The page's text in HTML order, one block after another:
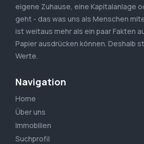
eigene Zuhause, eine Kapitalanlage
geht - das was uns als Menschen
ist weitaus mehr als ein paar Fakten
Papier ausdrücken können. Deshalb
Werte.
Navigation
Home
Über uns
Immobilien
Suchprofil